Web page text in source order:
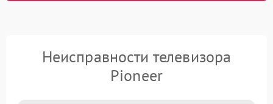
Неисправности телевизора
Pioneer